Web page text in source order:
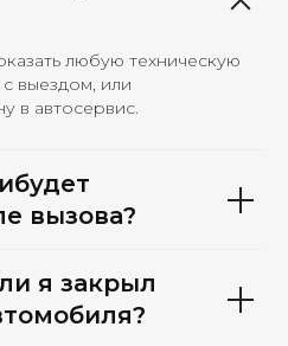
любую техническую
выездом, или
в автосервис.
вызова?
я закрыл